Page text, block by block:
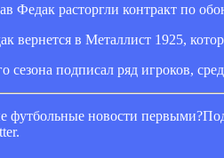
Федак расторгли контракт по
вернется в Металлист 1925,
сезона подписал ряд игроков,
футбольные новости первыми?